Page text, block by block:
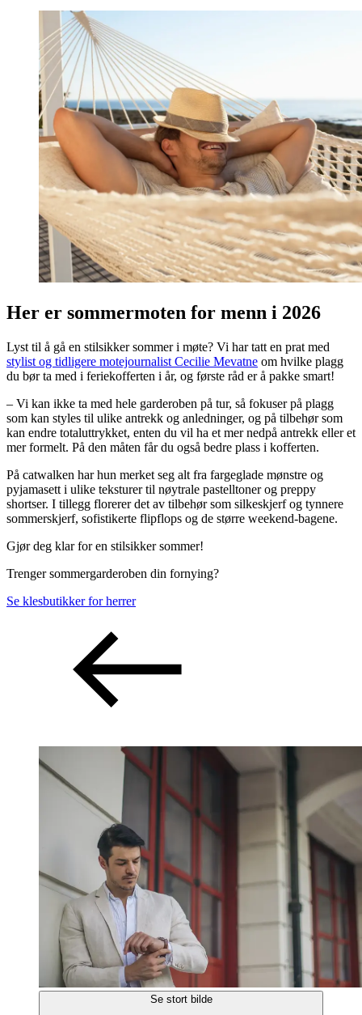
Her er sommermoten for menn i 2026
Lyst til å gå en stilsikker sommer i møte? Vi har tatt en prat med
stylist og tidligere motejournalist Cecilie Mevatne om hvilke plagg
du bør ta med i feriekofferten i år, og første råd er å pakke smart!
– Vi kan ikke ta med hele garderoben på tur, så fokuser på plagg
som kan styles til ulike antrekk og anledninger, og på tilbehør som
kan endre totaluttrykket, enten du vil ha et mer nedpå antrekk eller et
mer formelt. På den måten får du også bedre plass i kofferten.
På catwalken har hun merket seg alt fra fargeglade mønstre og
pyjamasett i ulike teksturer til nøytrale pastelltoner og preppy
shortser. I tillegg florerer det av tilbehør som silkeskjerf og tynnere
sommerskjerf, sofistikerte flipflops og de større weekend-bagene.
Gjør deg klar for en stilsikker sommer!
Trenger sommergarderoben din fornying?
Se klesbutikker for herrer
Se stort bilde